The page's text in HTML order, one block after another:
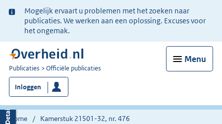
Ter
informatie:
Mogelijk ervaart u problemen met het zoeken naar
publicaties. We werken aan een oplossing. Excuses voor
het ongemak.
Menu
U
bent
nu
hier:
Publicaties Officiële publicaties
Inloggen
Home Kamerstuk 21501-32, nr. 476